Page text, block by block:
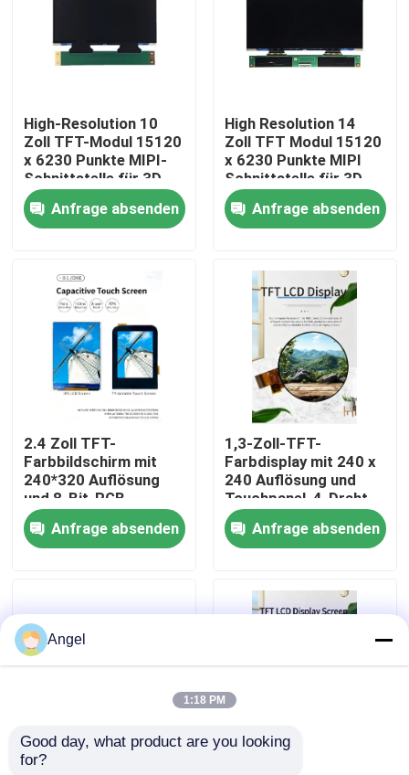
Produkte
Videos
Über uns
Fabrik-Ausflug
Treten Sie mit uns in Verbindung
Fordern Sie ein Zitat
Anzeige LCD TFT
High-Resolution 10
Zoll TFT-Modul 15120
x 6230 Punkte MIPI-
Schnittstelle für 3D-
Drucker
Anfrage absenden
High Resolution 14
Zoll TFT Modul 15120
x 6230 Punkte MIPI
Schnittstelle für 3D-
Drucker
Anfrage absenden
2.4 Zoll TFT-
Farbbildschirm mit
240*320 Auflösung
und 8-Bit-RGB-
Schnittstelle
Steuerung IC
ST7789V Allwinkel
Anfrage absenden
1,3-Zoll-TFT-
Farbdisplay mit 240 x
240 Auflösung und
Touchpanel, 4-Draht-
SPI-Schnittstelle,
Treiber-IC GC9A01,
alle Winkel, 2 LEDs
Anfrage absenden
Hochauflösendes 8,9
Angel
1:18 PM
Good day, what product are you looking
for?